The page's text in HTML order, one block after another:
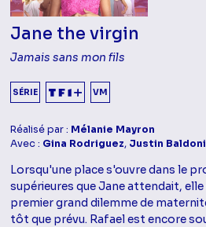
Jane the virgin
Jamais sans mon fils
SÉRIE VM
Réalisé par : Mélanie Mayron
Avec : Gina Rodriguez, Justin Baldoni
Lorsqu'une place s'ouvre dans le
supérieures que Jane attendait,
premier grand dilemme de
tôt que prévu. Rafael est encore